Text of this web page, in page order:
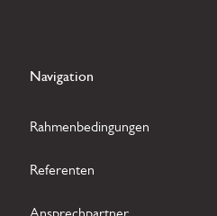
Navigation
Rahmenbedingungen
Referenten